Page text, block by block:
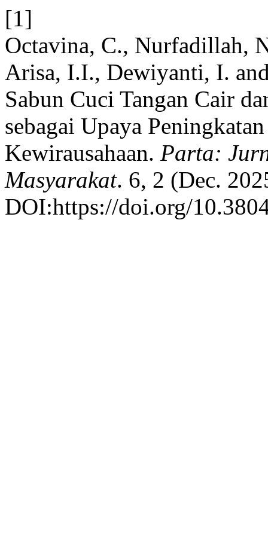
[1]
Octavina, C., Nurfadillah,
Arisa, I.I., Dewiyanti, I.
Sabun Cuci Tangan Cair
sebagai Upaya
Kewirausahaan. Parta:
Masyarakat. 6, 2 (Dec.
DOI:https://doi.org/